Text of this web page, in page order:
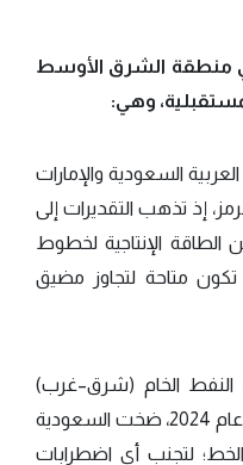
منطقة الشرق الأوسط
وهي:
السعودية والإمارات
إذ تذهب التقديرات إلى
من الطاقة الإنتاجية لخطوط
تكون متاحة لتجاوز مضيق
الخام (شرق–غرب)
بطاقة 5 ملايين برميل يوميًا، ففي عام 2024، ضخت السعودية
لتجنب أي اضطرابات